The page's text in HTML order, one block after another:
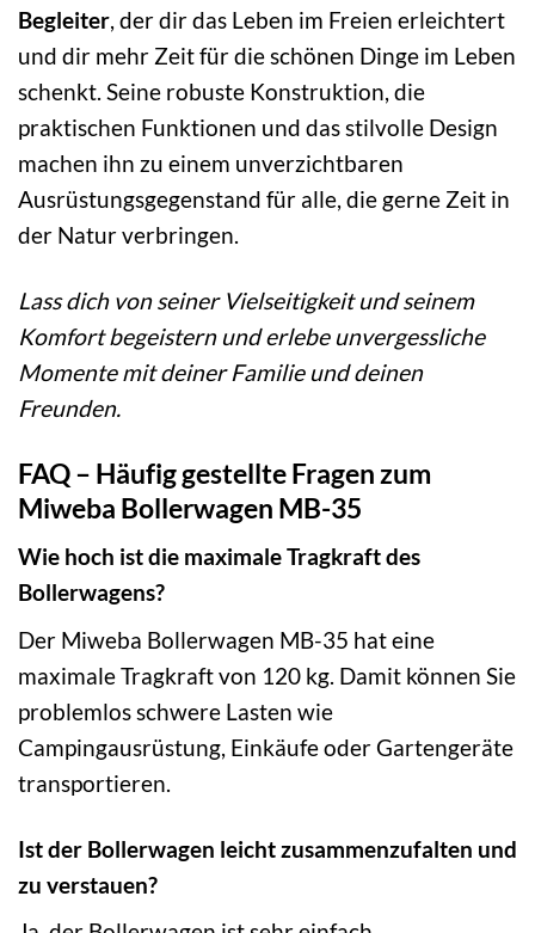
Begleiter, der dir das Leben im Freien erleichtert
und dir mehr Zeit für die schönen Dinge im Leben
schenkt. Seine robuste Konstruktion, die
praktischen Funktionen und das stilvolle Design
machen ihn zu einem unverzichtbaren
Ausrüstungsgegenstand für alle, die gerne Zeit in
der Natur verbringen.
Lass dich von seiner Vielseitigkeit und seinem
Komfort begeistern und erlebe unvergessliche
Momente mit deiner Familie und deinen
Freunden.
FAQ – Häufig gestellte Fragen zum
Miweba Bollerwagen MB-35
Wie hoch ist die maximale Tragkraft des
Bollerwagens?
Der Miweba Bollerwagen MB-35 hat eine
maximale Tragkraft von 120 kg. Damit können Sie
problemlos schwere Lasten wie
Campingausrüstung, Einkäufe oder Gartengeräte
transportieren.
Ist der Bollerwagen leicht zusammenzufalten und
zu verstauen?